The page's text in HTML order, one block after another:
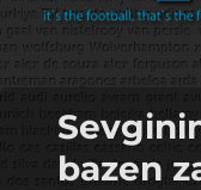
bazen